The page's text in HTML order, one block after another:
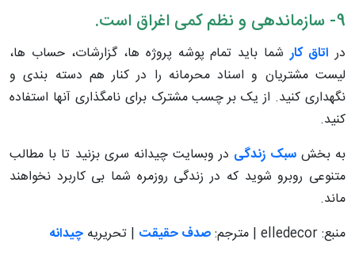
9- سازماندهی و نظم کمی اغراق است.
در اتاق کارشما باید تمام پوشه پروژه ها، گزارشات، حساب ها،
لیست مشتریان و اسناد محرمانه را در کنار هم دسته بندی و
نگهداری کنید. از یک بر چسب مشترک برای نامگذاری آنها استفاده
کنید.
به بخشسبک زندگی در وبسایت چیدانه سری بزنید تا با مطالب
متنوعی روبرو شوید که در زندگی روزمره شما بی کاربرد نخواهند
ماند.
منبع: elledecor | مترجم:
صدف حقیقت | تحریریه چیدانه